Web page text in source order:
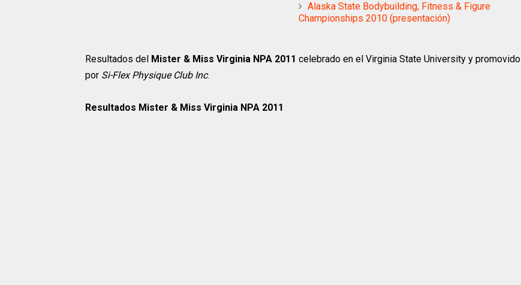
Alaska State Bodybuilding, Fitness & Figure
Championships 2010 (presentación)
Resultados del Mister & Miss Virginia NPA 2011 celebrado en el Virginia State University y promovido
por Si-Flex Physique Club Inc.
Resultados Mister & Miss Virginia NPA 2011